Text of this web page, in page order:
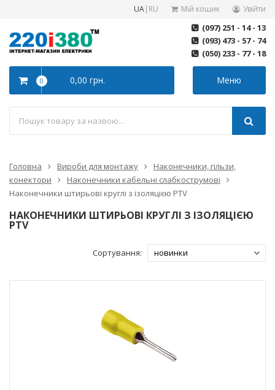
UA| RU Мій кошик Увійти
(097) 251 - 14 - 13
(093) 473 - 57 - 74
(050) 233 - 77 - 18
Меню
0 0,00 грн.
Головна Вироби для монтажу
Наконечники, гільзи,
конектори
Наконечники кабельні слабкострумові
Наконечники штирьові круглі з ізоляцією PTV
НАКОНЕЧНИКИ ШТИРЬОВІ КРУГЛІ З ІЗОЛЯЦІЄЮ
PTV
Сортування: